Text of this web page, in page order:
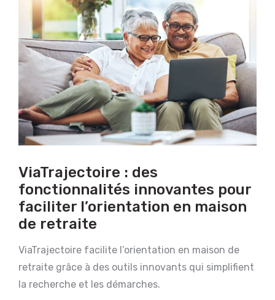
ViaTrajectoire : des
fonctionnalités innovantes pour
faciliter l’orientation en maison
de retraite
ViaTrajectoire facilite l’orientation en maison de
retraite grâce à des outils innovants qui simplifient
la recherche et les démarches.